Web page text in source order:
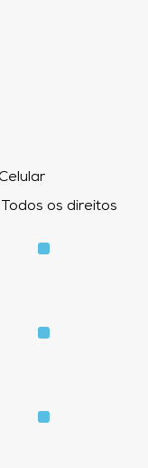
os direitos